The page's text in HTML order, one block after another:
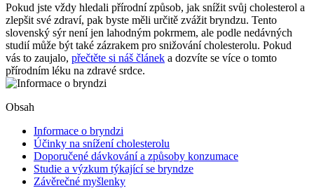
Pokud jste vždy hledali přírodní způsob, jak snížit svůj cholesterol a
zlepšit své zdraví, pak byste měli určitě zvážit bryndzu. Tento
slovenský sýr není jen lahodným pokrmem, ale podle nedávných
studií může být také zázrakem pro snižování cholesterolu. Pokud
vás to zaujalo, přečtěte si náš článek a dozvíte se více o tomto
přírodním léku na zdravé srdce.
Obsah
Informace o bryndzi
Účinky na snížení cholesterolu
Doporučené dávkování a způsoby konzumace
Studie a výzkum týkající se bryndze
Závěrečné myšlenky